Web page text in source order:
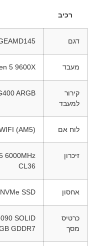
רכיב
דגם
מעבד 5 9600X
קירור
למעבד
ARGB
לוח אם (AM5)
זיכרון
6000MHz
CL36
אחסון SSD
כרטיס
מסך
SOLID
GDDR7